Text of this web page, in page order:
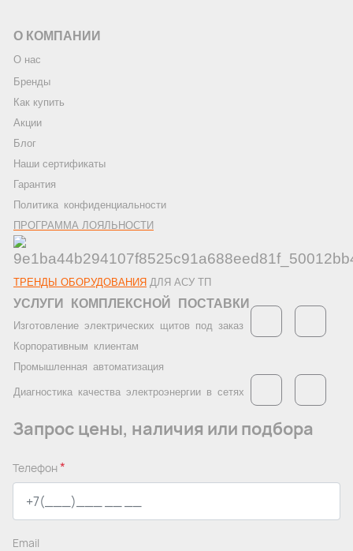
О КОМПАНИИ
О нас
Бренды
Как купить
Акции
Блог
Наши сертификаты
Гарантия
Политика конфиденциальности
ПРОГРАММА ЛОЯЛЬНОСТИ
ТРЕНДЫ ОБОРУДОВАНИЯ ДЛЯ АСУ ТП
УСЛУГИ КОМПЛЕКСНОЙ ПОСТАВКИ
Изготовление электрических щитов под заказ
Корпоративным клиентам
Промышленная автоматизация
Диагностика качества электроэнергии в сетях
Запрос цены, наличия или подбора
Телефон*
Email